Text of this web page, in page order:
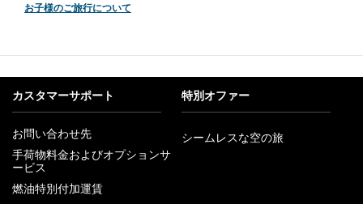
お子様のご旅行について
カスタマーサポート
お問い合わせ先
し
ウ
ィ
手荷物料金およびオプションサ
ービス
燃油特別付加運賃
特別オファー
シームレスな空の旅